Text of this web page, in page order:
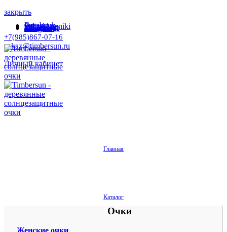
закрыть
Facebook
Instagram
Odnoklassniki
WhatsApp
WhatsApp
VKontakte
Telegram
+7(985)867-07-16
zakaz@timbersun.ru
Личный кабинет
Главная
Каталог
Очки